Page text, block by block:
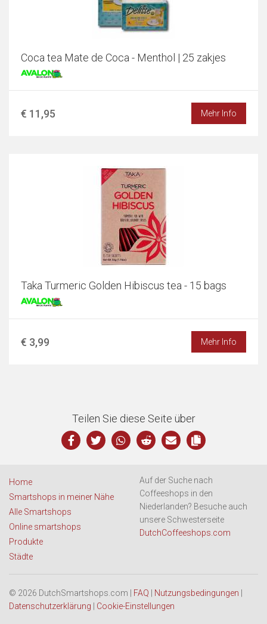
Coca tea Mate de Coca - Menthol | 25 zakjes
€ 11,95 Mehr Info
Taka Turmeric Golden Hibiscus tea - 15 bags
€ 3,99 Mehr Info
Teilen Sie diese Seite über
Home
Smartshops in meiner Nähe
Alle Smartshops
Online smartshops
Produkte
Städte
Auf der Suche nach
Coffeeshops in den
Niederlanden? Besuche auch
unsere Schwesterseite
DutchCoffeeshops.com
© 2026 DutchSmartshops.com | FAQ Nutzungsbedingungen
Datenschutzerklärung
Cookie-Einstellungen